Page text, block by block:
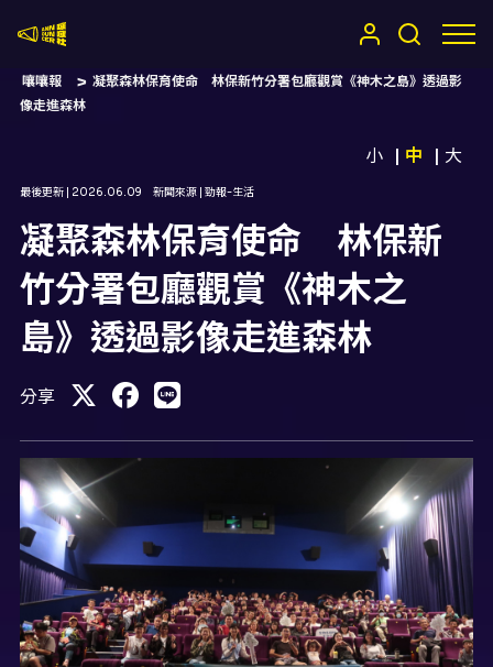
嚷嚷報
凝聚森林保育使命 林保新竹分署包廳觀賞《神木之島》透過影
像走進森林
小 中 大
最後更新 | 2026.06.09 新聞來源 | 勁報-生活
凝聚森林保育使命 林保新
竹分署包廳觀賞《神木之
島》透過影像走進森林
分享